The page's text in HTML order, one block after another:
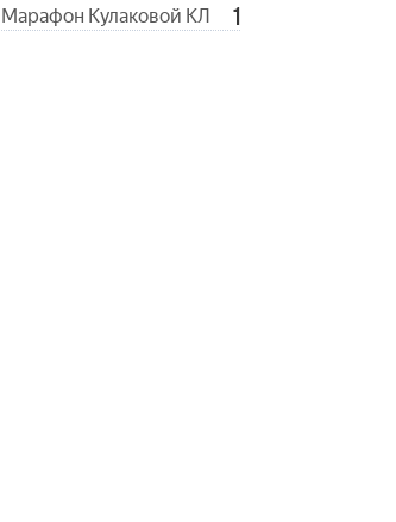
Кулаковой КЛ 1